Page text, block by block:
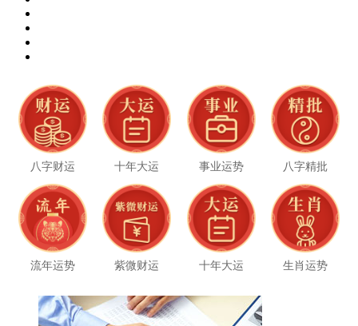
八字财运 十年大运 事业运势 八字精批
流年运势 紫微财运 十年大运 生肖运势